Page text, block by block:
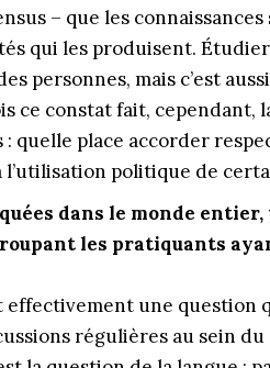
– que les
qui les produisent. Étudier
personnes, mais c’est
ce constat fait, cependant,
quelle place accorder
l’utilisation politique de
dans le monde
les pratiquants
effectivement une question
régulières au sein du